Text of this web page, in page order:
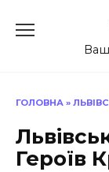
до
Ваш
ГОЛОВНА »
Героїв